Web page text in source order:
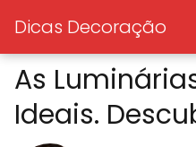
Dicas Decoração
As
Ideais.